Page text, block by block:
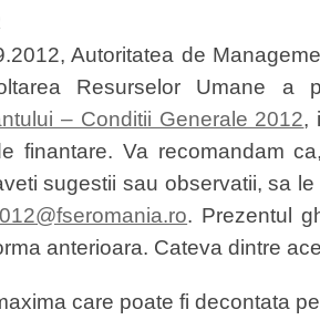
Autoritatea de
Resurselor Umane a
– Conditii Generale 2012,
finantare. Va recomandam
sugestii sau observatii, sa
. Prezentul
anterioara. Cateva dintre
care poate fi decontata